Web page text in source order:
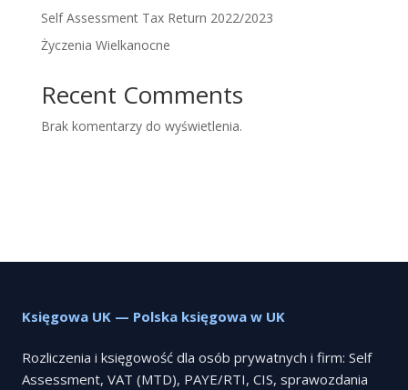
Self Assessment Tax Return 2022/2023
Życzenia Wielkanocne
Recent Comments
Brak komentarzy do wyświetlenia.
Księgowa UK — Polska księgowa w UK
Rozliczenia i księgowość dla osób prywatnych i firm: Self
Assessment, VAT (MTD), PAYE/RTI, CIS, sprawozdania